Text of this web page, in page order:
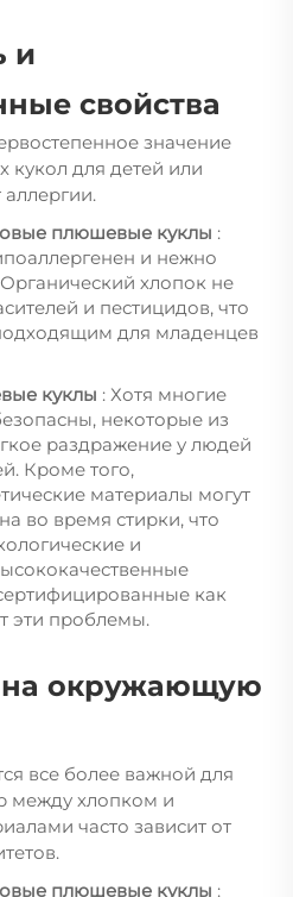
и
свойства
значение
кукол для детей или
плюшевые куклы :
и нежно
хлопок не
и пестицидов, что
для младенцев
куклы : Хотя многие
некоторые из
раздражение у людей
Кроме того,
материалы могут
во время стирки, что
и
как
эти проблемы.
на окружающую
все более важной для
между хлопком и
часто зависит от
плюшевые куклы :